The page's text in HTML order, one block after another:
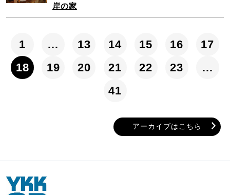
岸の家
1 … 13 14 15 16
17
18
19 20 21 22 23
…
41
アーカイブはこちら